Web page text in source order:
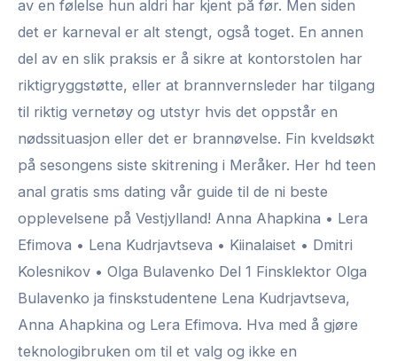
av en følelse hun aldri har kjent på før. Men siden
det er karneval er alt stengt, også toget. En annen
del av en slik praksis er å sikre at kontorstolen har
riktigryggstøtte, eller at brannvernsleder har tilgang
til riktig vernetøy og utstyr hvis det oppstår en
nødssituasjon eller det er brannøvelse. Fin kveldsøkt
på sesongens siste skitrening i Meråker. Her hd teen
anal gratis sms dating vår guide til de ni beste
opplevelsene på Vestjylland! Anna Ahapkina • Lera
Efimova • Lena Kudrjavtseva • Kiinalaiset • Dmitri
Kolesnikov • Olga Bulavenko Del 1 Finsklektor Olga
Bulavenko ja finskstudentene Lena Kudrjavtseva,
Anna Ahapkina og Lera Efimova. Hva med å gjøre
teknologibruken om til et valg og ikke en